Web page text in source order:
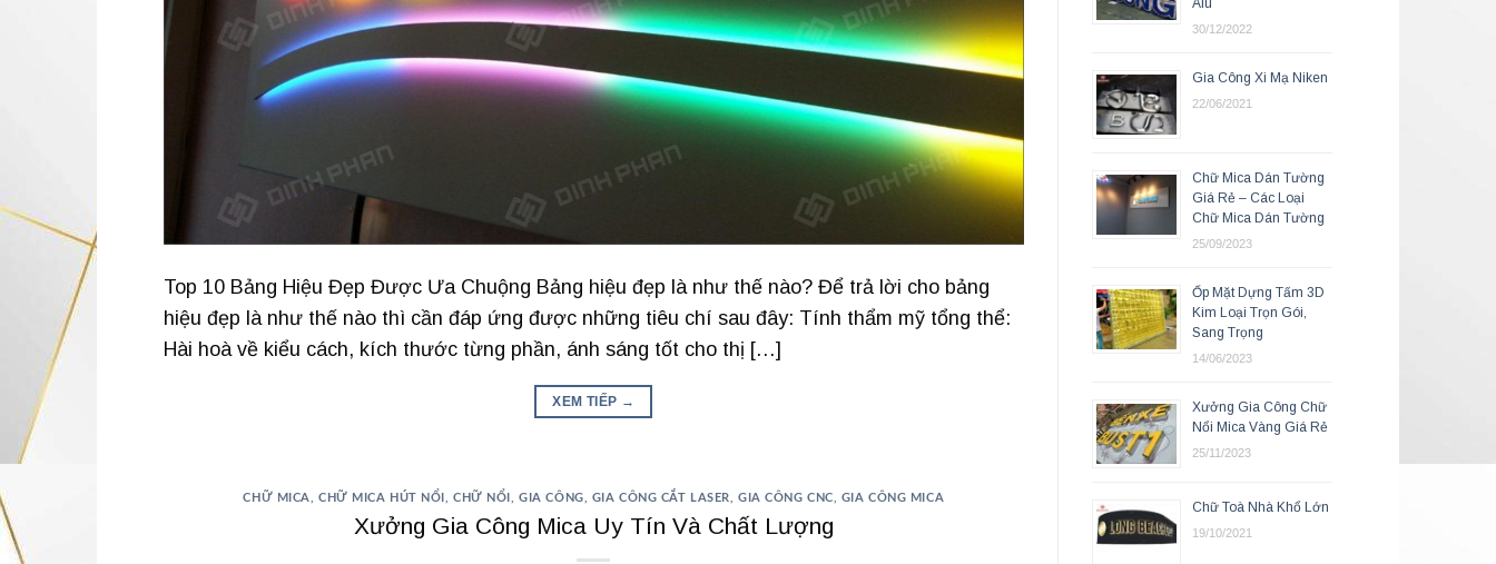
Top 10 Bảng Hiệu Đẹp Được Ưa Chuộng Bảng hiệu đẹp là như thế nào? Để trả lời cho bảng
hiệu đẹp là như thế nào thì cần đáp ứng được những tiêu chí sau đây: Tính thẩm mỹ tổng thể:
Hài hoà về kiểu cách, kích thước từng phần, ánh sáng tốt cho thị […]
XEM TIẾP →
CHỮ MICA CHỮ MICA HÚT NỔI ,CHỮ NỔI ,GIA CÔNG GIA CÔNG CẮT LASER GIA CÔNG CNC GIA CÔNG MICA
Xưởng Gia Công Mica Uy Tín Và Chất Lượng
Alu
30/12/2022
Gia Công Xi Mạ Niken
22/06/2021
Chữ Mica Dán Tường
Giá Rẻ – Các Loại
Chữ Mica Dán Tường
25/09/2023
Ốp Mặt Dựng Tấm 3D
Kim Loại Trọn Gói,
Sang Trọng
14/06/2023
Xưởng Gia Công Chữ
Nổi Mica Vàng Giá Rẻ
25/11/2023
Chữ Toà Nhà Khổ Lớn
19/10/2021